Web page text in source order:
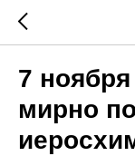
7
мирно